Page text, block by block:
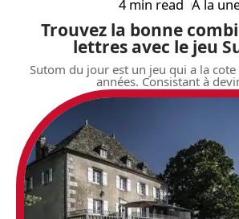
4 min read À la
Trouvez la bonne
lettres avec le jeu
Sutom du jour est un jeu qui a la
années. Consistant à